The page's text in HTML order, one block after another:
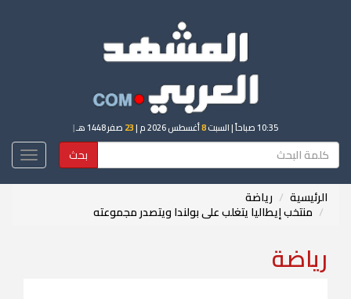
10:35 صباحاً | السبت8أغسطس 2026 م | 23 صفر 1448 هـ |
بحث
الرئيسية رياضة
منتخب إيطاليا يتغلب على بولندا ويتصدر مجموعته
رياضة